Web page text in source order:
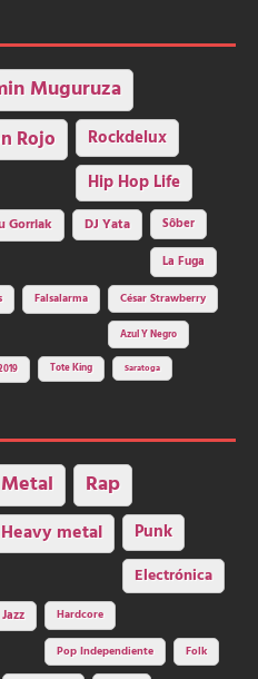
Muguruza
Rojo Rockdelux
Hip Hop Life
Gorriak DJ Yata
Sôber
La Fuga
Falsalarma César Strawberry
Azul Y Negro
Tote King Saratoga
Metal Rap
Heavy metal Punk
Electrónica
Jazz Hardcore
Pop Independiente Folk